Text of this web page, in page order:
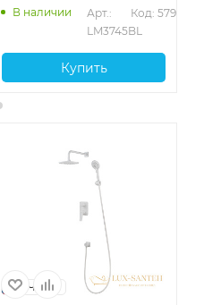
отверстия, с аксессуарами,
черный матовый
В наличии
Арт.:
LM3745BL
Код: 57915
Купить
Чехия